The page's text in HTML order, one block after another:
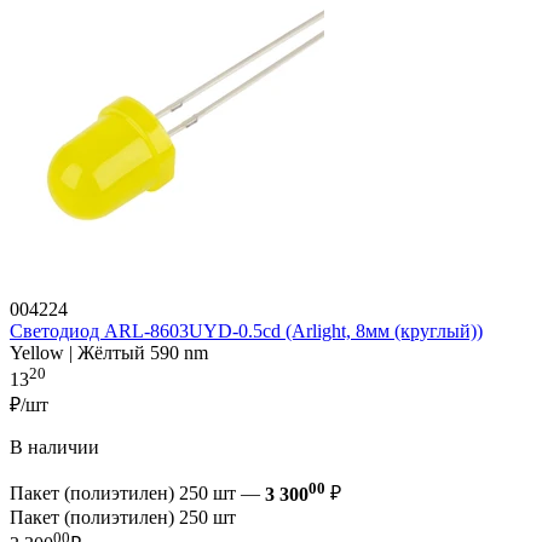
004224
Светодиод ARL-8603UYD-0.5cd (Arlight, 8мм (круглый))
Yellow | Жёлтый 590 nm
1320
₽/шт
В наличии
Пакет (полиэтилен) 250 шт — 3 30000 ₽
Пакет (полиэтилен) 250 шт
00